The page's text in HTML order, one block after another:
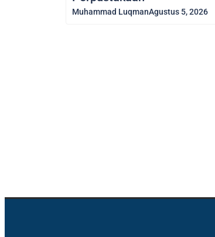
Muhammad LuqmanAgustus 5, 2026